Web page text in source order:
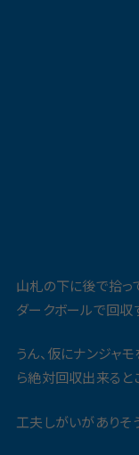
山札の下に後で拾っ
ダークボールで回収
うん、仮にナンジャ
ら絶対回収出来ると
工夫しがいがありそ